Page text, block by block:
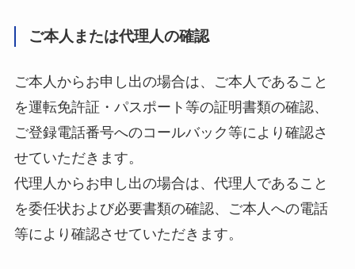
ご本人または代理人の確認
ご本人からお申し出の場合は、ご本人であること
を運転免許証・パスポート等の証明書類の確認、
ご登録電話番号へのコールバック等により確認さ
せていただきます。
代理人からお申し出の場合は、代理人であること
を委任状および必要書類の確認、ご本人への電話
等により確認させていただきます。